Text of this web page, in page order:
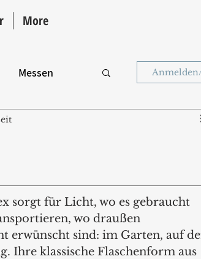
More
Messen
sorgt für Licht, wo es gebraucht
wo draußen
erwünscht sind: im Garten, auf
Ihre klassische Flaschenform aus